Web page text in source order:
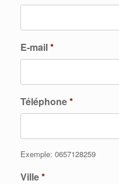
E-mail*
Téléphone*
Exemple: 0657128259
Ville*